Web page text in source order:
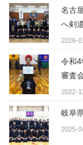
名古
へ剣
2026-
令和4
審査
2022-
岐阜
2025-